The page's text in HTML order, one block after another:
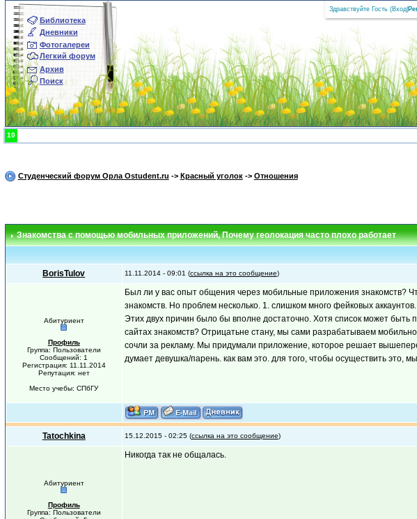
Библиотека
Дневники
Фотогалереи
Легкий форум
Архив
Поиск
Здравствуйте Гость (Вход
10
Студенческий форум Орла Ostudent.ru -> Красный уголок-> Отношения
Знакомства с помощью мобильных приложений, Почему геолокация часто плохо работает
BorisTulov 11.11.2014 - 09:01 (ссылка на это сообщение)
Абитуриент
Профиль
Группа: Пользователи
Сообщений: 1
Регистрация: 11.11.2014
Репутация: нет
Место учебы: СПбГУ
Был ли у вас опыт общения через мобильные приложения знакомств?
знакомств. Но проблем несколько. 1. слишком много фейковых
Этих двух причин было бы вполне достаточно. Хотя список может быть
сайтах знакомств? Отрицатьне стану, мы сами разрабатываем
сочли за рекламу. Мы придумали приложение, которое решает
думает девушка/парень. как вам это. для того, чтобы осуществить это,
Tatochkina 15.12.2015 - 02:25 (ссылка на это сообщение)
Абитуриент
Профиль
Группа: Пользователи
Никогда так не общалась.